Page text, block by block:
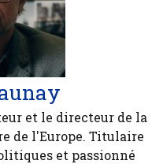
et le directeur de la
de l'Europe. Titulaire
et passionné